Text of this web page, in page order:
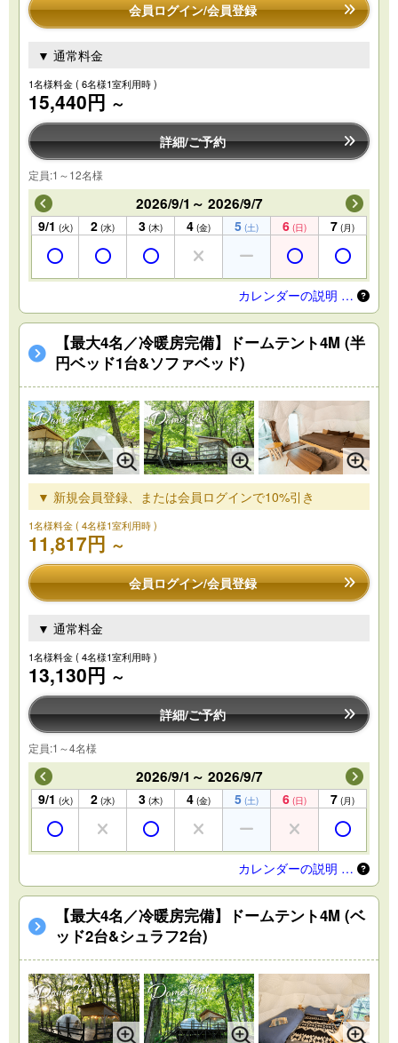
会員ログイン/会員登録
▼ 通常料金
1名様料金( 6名様1室利用時 )
15,440円 ～
詳細/ご予約
定員:1～12名様
2026/9/1～ 2026/9/7
9/1 (火) 2 (水) 3 (木) 4 (金) 5 (土) 6 (日) 7 (月)
カレンダーの説明 …
【最大4名／冷暖房完備】ドームテント4M (半
円ベッド1台&ソファベッド)
▼ 新規会員登録、または会員ログインで10%引き
1名様料金( 4名様1室利用時 )
11,817円 ～
会員ログイン/会員登録
▼ 通常料金
1名様料金( 4名様1室利用時 )
13,130円 ～
詳細/ご予約
定員:1～4名様
2026/9/1～ 2026/9/7
9/1 (火) 2 (水) 3 (木) 4 (金) 5 (土) 6 (日) 7 (月)
カレンダーの説明 …
【最大4名／冷暖房完備】ドームテント4M (ベ
ッド2台&シュラフ2台)